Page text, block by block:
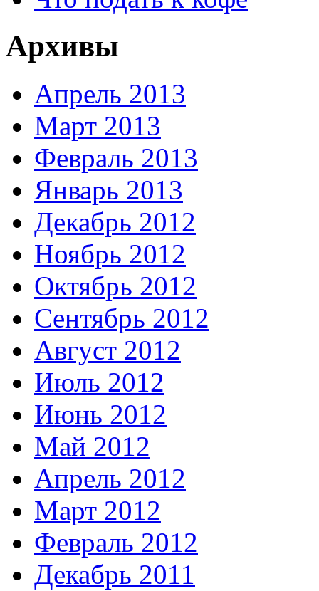
Архивы
Апрель 2013
Март 2013
Февраль 2013
Январь 2013
Декабрь 2012
Ноябрь 2012
Октябрь 2012
Сентябрь 2012
Август 2012
Июль 2012
Июнь 2012
Май 2012
Апрель 2012
Март 2012
Февраль 2012
Декабрь 2011